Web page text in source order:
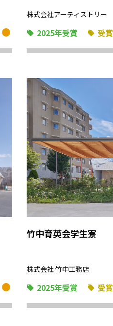
株式会社アーティストリー
2025年受賞 受賞
竹中育英会学生寮
株式会社 竹中工務店
2025年受賞 受賞